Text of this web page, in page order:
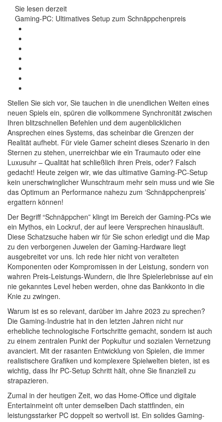
Sie lesen derzeit
Gaming-PC: Ultimatives Setup zum Schnäppchenpreis
Stellen Sie sich vor, Sie tauchen in die unendlichen Weiten eines
neuen Spiels ein, spüren die vollkommene Synchronität zwischen
Ihren blitzschnellen Befehlen und dem augenblicklichen
Ansprechen eines Systems, das scheinbar die Grenzen der
Realität aufhebt. Für viele Gamer scheint dieses Szenario in den
Sternen zu stehen, unerreichbar wie ein Traumauto oder eine
Luxusuhr – Qualität hat schließlich ihren Preis, oder? Falsch
gedacht! Heute zeigen wir, wie das ultimative Gaming-PC-Setup
kein unerschwinglicher Wunschtraum mehr sein muss und wie Sie
das Optimum an Performance nahezu zum ‘Schnäppchenpreis’
ergattern können!
Der Begriff “Schnäppchen” klingt im Bereich der Gaming-PCs wie
ein Mythos, ein Lockruf, der auf leere Versprechen hinausläuft.
Diese Schatzsuche haben wir für Sie schon erledigt und die Map
zu den verborgenen Juwelen der Gaming-Hardware liegt
ausgebreitet vor uns. Ich rede hier nicht von veralteten
Komponenten oder Kompromissen in der Leistung, sondern von
wahren Preis-Leistungs-Wundern, die Ihre Spielerlebnisse auf ein
nie gekanntes Level heben werden, ohne das Bankkonto in die
Knie zu zwingen.
Warum ist es so relevant, darüber im Jahre 2023 zu sprechen?
Die Gaming-Industrie hat in den letzten Jahren nicht nur
erhebliche technologische Fortschritte gemacht, sondern ist auch
zu einem zentralen Punkt der Popkultur und sozialen Vernetzung
avanciert. Mit der rasanten Entwicklung von Spielen, die immer
realistischere Grafiken und komplexere Spielwelten bieten, ist es
wichtig, dass Ihr PC-Setup Schritt hält, ohne Sie finanziell zu
strapazieren.
Zumal in der heutigen Zeit, wo das Home-Office und digitale
Entertainmeint oft unter demselben Dach stattfinden, ein
leistungsstarker PC doppelt so wertvoll ist. Ein solides Gaming-